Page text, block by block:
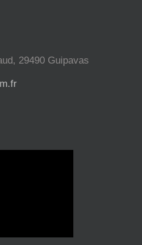
29490 Guipavas